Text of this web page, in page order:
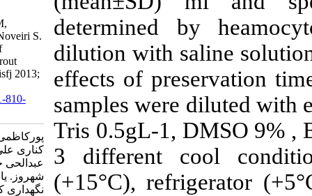
determined
dilution with
effects of
samples were
Tris 0.5gL-1,
3 different
(+15°C),
Pourkazemi M, Shakibi
Daryakenari A, Kalbasi M,
Abdolhay H, Baradaran Noveiri S.
Short term preservation of
spermatozoa of rainbow trout
(Oncorhynchus mykiss). isfj 2013;
21 (4) :157-164
URL:
http://isfj.ir/article-1-810-
پورکاظمی محمود، شکیبی دریا
کناری علی، کلباسی محمد رضا،
عبدالحی حسین، برادران نویری
شهروز. یافته علمی کوتاه:بیوتکنیک
نگهداری کوتاه مدت اسپرم ماهی